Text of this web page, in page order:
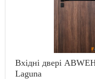
Вхідні двері
Laguna